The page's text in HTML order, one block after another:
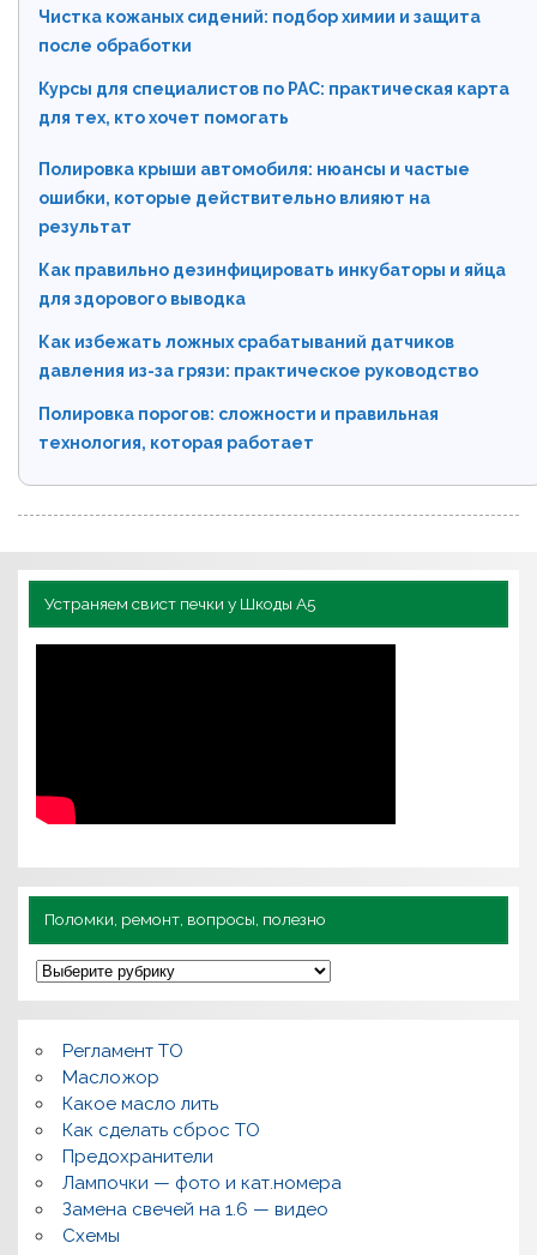
Чистка кожаных сидений: подбор химии и защита
после обработки
Курсы для специалистов по РАС: практическая карта
для тех, кто хочет помогать
Полировка крыши автомобиля: нюансы и частые
ошибки, которые действительно влияют на
результат
Как правильно дезинфицировать инкубаторы и яйца
для здорового выводка
Как избежать ложных срабатываний датчиков
давления из-за грязи: практическое руководство
Полировка порогов: сложности и правильная
технология, которая работает
Устраняем свист печки у Шкоды А5
Поломки, ремонт, вопросы, полезно
П
о
л
о
к
и
р
е
м
о
н
т
,
в
Регламент ТО
Масложор
Какое масло лить
Как сделать сброс ТО
Предохранители
Лампочки — фото и кат.номера
Замена свечей на 1.6 — видео
Схемы